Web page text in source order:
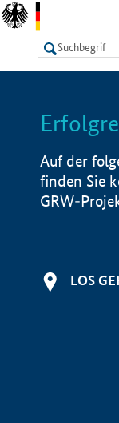
LISTE
Auf der
finden Sie
GRW-
LOS